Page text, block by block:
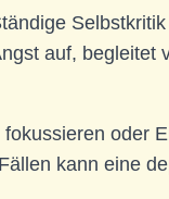
auf,
oder
kann eine